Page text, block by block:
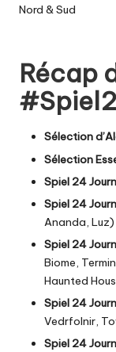
Nord & Sud
Récap
Sélection
Sélection
Spiel 24
Spiel 24
Ananda, Luz)
Spiel 24
Biome,
Haunted
Spiel 24
Vedrfolnir,
Spiel 24